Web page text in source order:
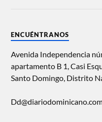
ENCUÉNTRANOS
Avenida Independencia
apartamento B 1, Casi
Santo Domingo, Distrito